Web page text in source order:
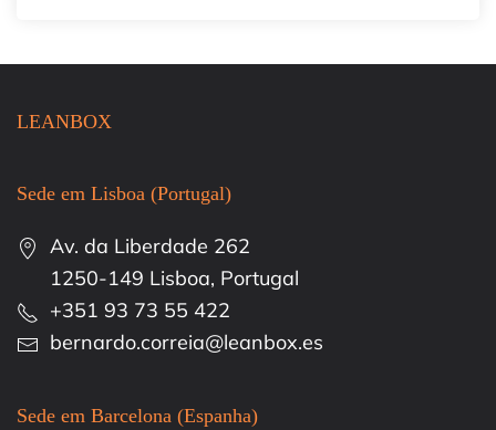
LEANBOX
Sede em Lisboa (Portugal)
Av. da Liberdade 262
1250-149 Lisboa, Portugal
+351 93 73 55 422
bernardo.correia@leanbox.es
Sede em Barcelona (Espanha)